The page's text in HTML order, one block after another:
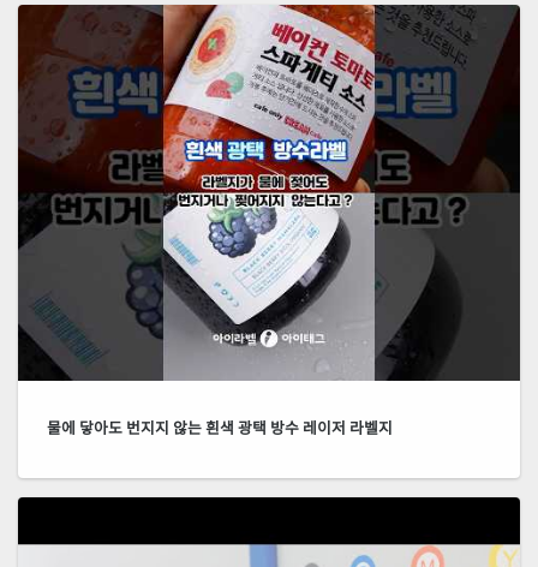
물에 닿아도 번지지 않는 흰색 광택 방수 레이저 라벨지